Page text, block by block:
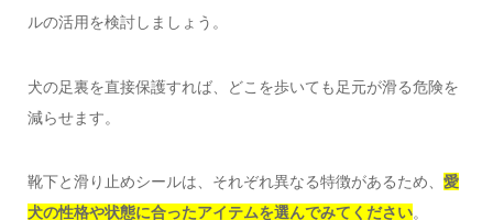
ルの活用を検討しましょう。
犬の足裏を直接保護すれば、どこを歩いても足元が滑る危険を
減らせます。
靴下と滑り止めシールは、それぞれ異なる特徴があるため、 愛
犬の性格や状態に合ったアイテムを選んでみてください。